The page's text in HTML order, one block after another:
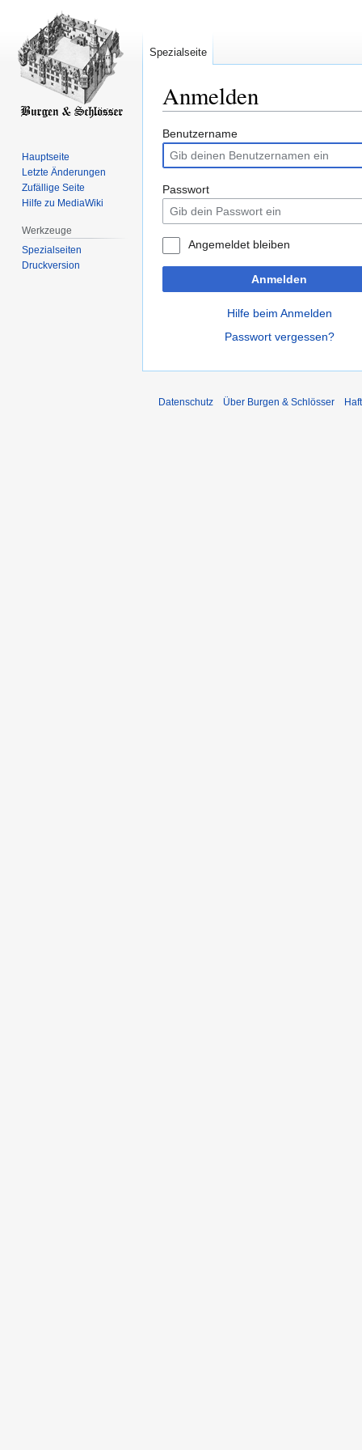
Anmelden
Zur
Navigation
springen
Zur
Suche
springen
Benutzername
Passwort
Angemeldet bleiben
Anmelden
Hilfe beim Anmelden
Passwort vergessen?
Spezialseite
Hauptseite
Letzte Änderungen
Zufällige Seite
Hilfe zu MediaWiki
Werkzeuge
Spezialseiten
Druckversion
Datenschutz Über Burgen & Schlösser